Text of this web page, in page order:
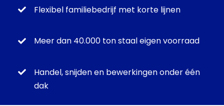
Flexibel familiebedrijf met korte lijnen
Meer dan 40.000 ton staal eigen voorraad
Handel, snijden en bewerkingen onder één
dak